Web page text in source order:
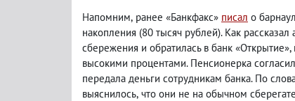
Напомним, ранее «Банкфакс» писал о
накопления (80 тысяч рублей). Как рассказал
сбережения и обратилась в банк «Открытие»,
высокими процентами. Пенсионерка
передала деньги сотрудникам банка. По
выяснилось, что они не на обычном